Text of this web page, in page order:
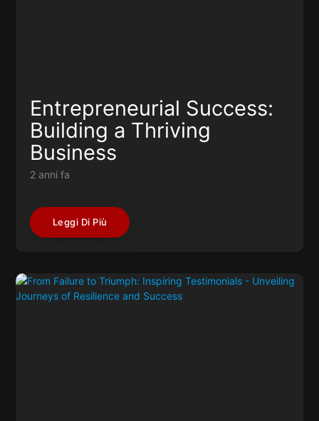
Entrepreneurial Success:
Building a Thriving
Business
2 anni fa
Leggi Di Più